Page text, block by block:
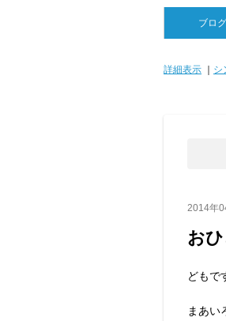
ブログ
詳細表示 シ
2014年
おひ
どもで
まあい